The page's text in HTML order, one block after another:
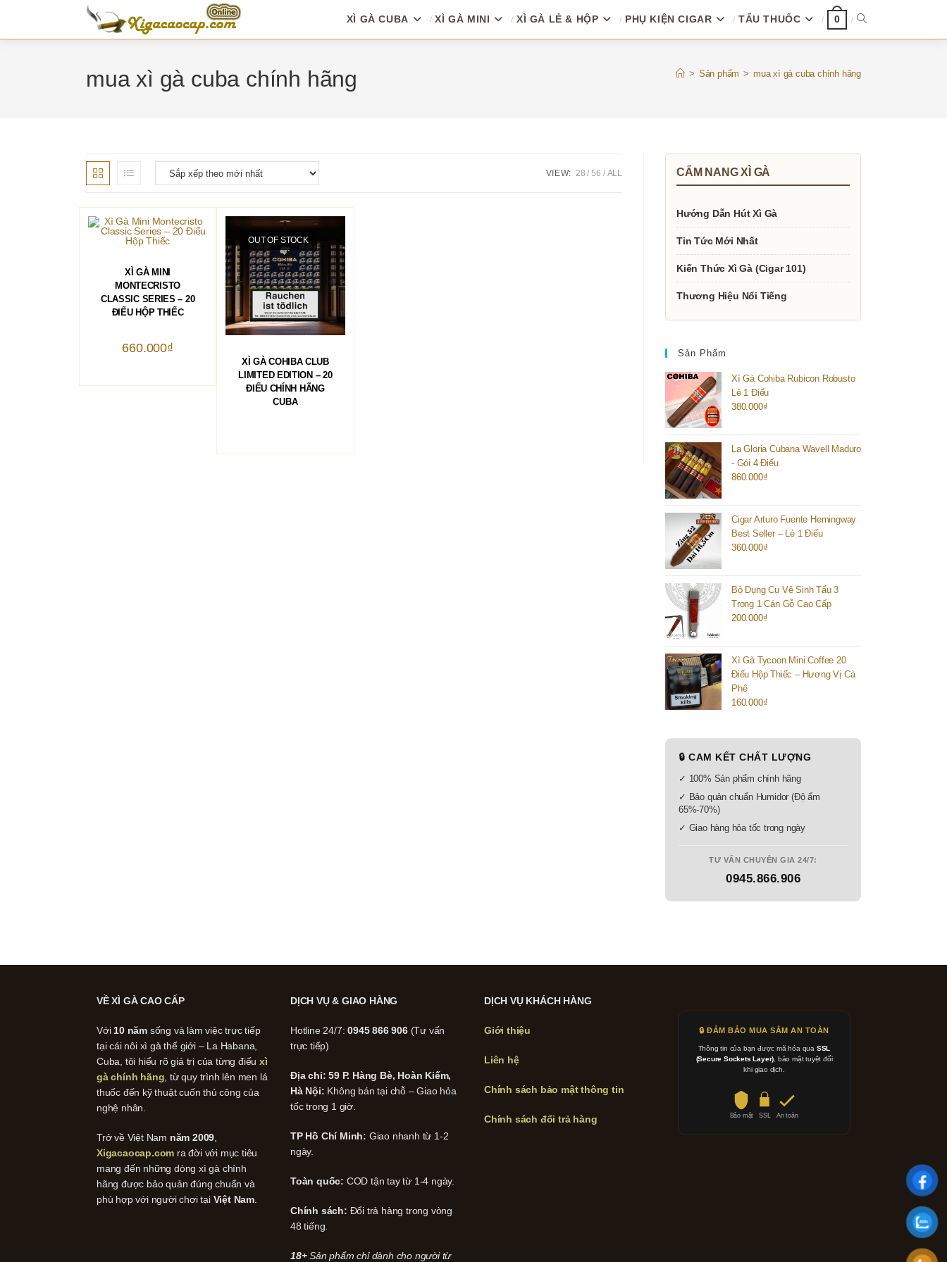
content
XÌ GÀ CUBA XÌ GÀ MINI XÌ GÀ LẺ & HỘP PHỤ KIỆN CIGAR TẨU THUỐC 0 TOGGLE
mua xì gà cuba chính hãng > Sản phẩm > mua xì gà cuba chính hãng
VIEW: 28 56 ALL
THÊM VÀO GIỎ HÀNG
XÌ GÀ MINI
MONTECRISTO
CLASSIC SERIES – 20
ĐIẾU HỘP THIẾC
660.000₫
OUT OF STOCK
ĐỌC TIẾP
XÌ GÀ COHIBA CLUB
LIMITED EDITION – 20
ĐIẾU CHÍNH HÃNG
CUBA
CẨM NANG XÌ GÀ
Hướng Dẫn Hút Xì Gà
Tin Tức Mới Nhất
Kiến Thức Xì Gà (Cigar 101)
Thương Hiệu Nổi Tiếng
Sản Phẩm
Xì Gà Cohiba Rubicon Robusto
Lẻ 1 Điếu
380.000₫
La Gloria Cubana Wavell Maduro
- Gói 4 Điếu
860.000₫
Cigar Arturo Fuente Hemingway
Best Seller – Lẻ 1 Điếu
360.000₫
Bộ Dụng Cụ Vệ Sinh Tẩu 3
Trong 1 Cán Gỗ Cao Cấp
200.000₫
Xì Gà Tycoon Mini Coffee 20
Điếu Hộp Thiếc – Hương Vị Cà
Phê
160.000₫
🔒 CAM KẾT CHẤT LƯỢNG
✓ 100% Sản phẩm chính hãng
✓ Bảo quản chuẩn Humidor (Độ ẩm
65%-70%)
✓ Giao hàng hỏa tốc trong ngày
TƯ VẤN CHUYÊN GIA 24/7:
0945.866.906
VỀ XÌ GÀ CAO CẤP
Với 10 năm sống và làm việc trực tiếp
tại cái nôi xì gà thế giới – La Habana,
Cuba, tôi hiểu rõ giá trị của từng điếuxì
gà chính hãng , từ quy trình lên men lá
thuốc đến kỹ thuật cuốn thủ công của
nghệ nhân.
Trở về Việt Nam năm 2009
Xigacaocap.com ra đời với mục tiêu
mang đến những dòng xì gà chính
hãng được bảo quản đúng chuẩn và
phù hợp với người chơi tại Việt Nam
DỊCH VỤ & GIAO HÀNG
Hotline 24/7:0945 866 906(Tư vấn
trực tiếp)
Địa chỉ: 59 P. Hàng Bè, Hoàn Kiếm,
Hà Nội: Không bán tại chỗ – Giao hỏa
tốc trong 1 giờ.
TP Hồ Chí Minh: Giao nhanh từ 1-2
ngày.
Toàn quốc: COD tận tay từ 1-4 ngày.
Chính sách: Đổi trả hàng trong vòng
48 tiếng.
18+Sản phẩm chỉ dành cho người từ
DỊCH VỤ KHÁCH HÀNG
Giới thiệu
Liên hệ
Chính sách bảo mật thông tin
Chính sách đổi trả hàng
🔒 ĐẢM BẢO MUA SẮM AN TOÀN
Thông tin của bạn được mã hóa qua SSL
(Secure Sockets Layer) , bảo mật tuyệt đối
khi giao dịch.
Bảo mật SSL An toàn